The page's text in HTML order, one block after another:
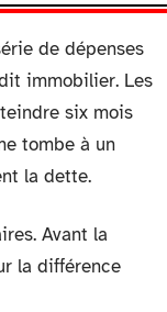
de dépenses
immobilier. Les
six mois
tombe à un
la dette.
Avant la
la différence